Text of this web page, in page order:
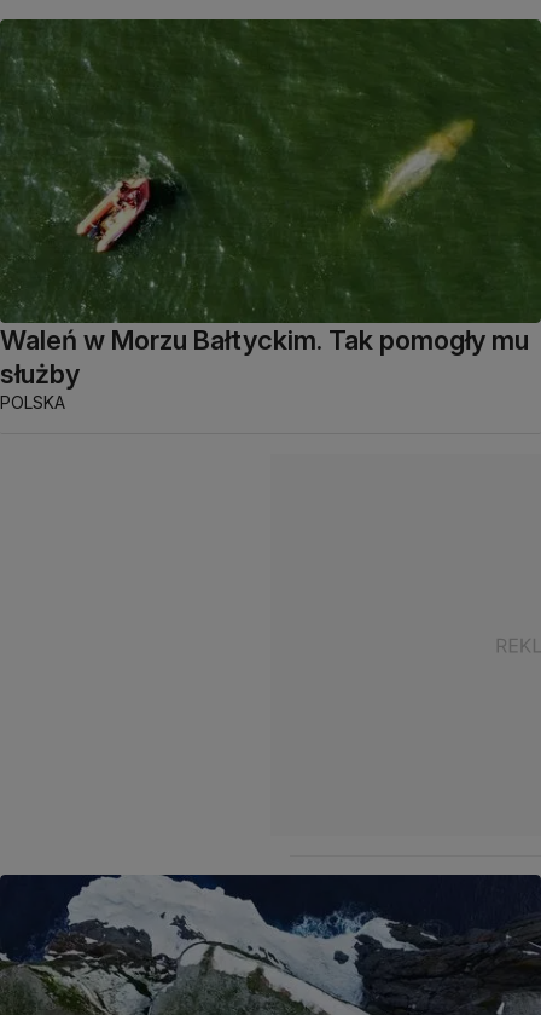
Waleń w Morzu Bałtyckim. Tak pomogły mu
służby
POLSKA